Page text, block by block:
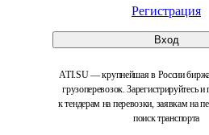
Регистрация
Вход
ATI.SU — крупнейшая в России
грузоперевозок. Зарегистрируйтесь и
к тендерам на перевозки, заявкам на
поиск транспорта